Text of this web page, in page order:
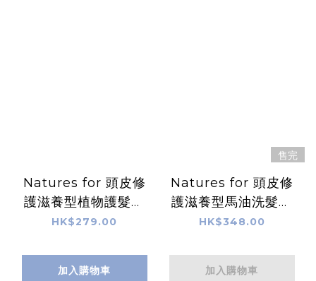
Natures for 頭皮修
護滋養型植物護髮素
(400ml)
HK$279.00
加入購物車
售完
Natures for 頭皮修
護滋養型馬油洗髮水
(400ml)
HK$348.00
加入購物車